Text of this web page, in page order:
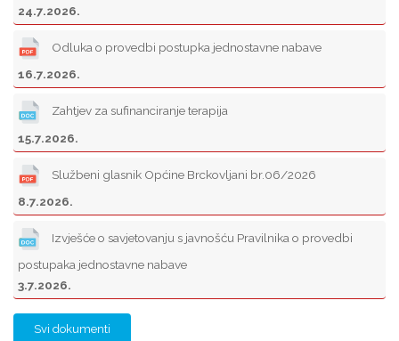
24.7.2026.
Odluka o provedbi postupka jednostavne nabave
16.7.2026.
Zahtjev za sufinanciranje terapija
15.7.2026.
Službeni glasnik Općine Brckovljani br.06/2026
8.7.2026.
Izvješće o savjetovanju s javnošću Pravilnika o provedbi
postupaka jednostavne nabave
3.7.2026.
Svi dokumenti